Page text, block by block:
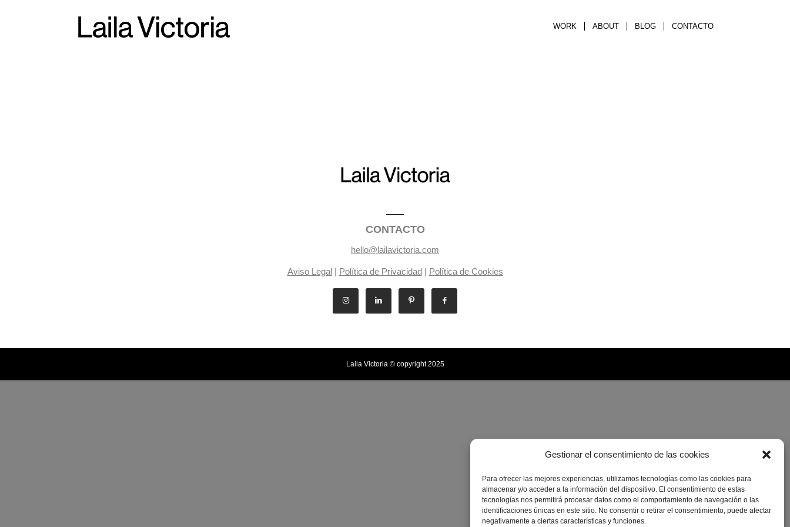
Gestionar el consentimiento de las cookies
Para ofrecer las mejores experiencias, utilizamos tecnologías como las cookies para
almacenar y/o acceder a la información del dispositivo. El consentimiento de estas
tecnologías nos permitirá procesar datos como el comportamiento de navegación o las
identificaciones únicas en este sitio. No consentir o retirar el consentimiento, puede afectar
negativamente a ciertas características y funciones.
WORK ABOUT BLOG CONTACTO
CONTACTO
hello@lailavictoria.com
Aviso Legal| Política de Privacidad| Política de Cookies
Laila Victoria © copyright 2025